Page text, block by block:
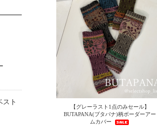
【グレーラスト1点のみセール】
BUTAPANA(ブタパナ)柄ボーダーアー
ムカバー
スト